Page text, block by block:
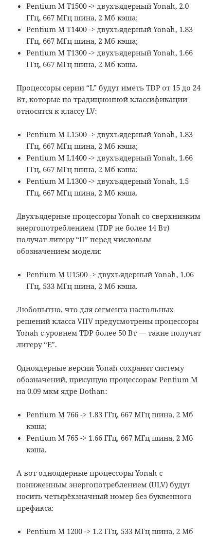
Pentium M T1500 -> двухъядерный Yonah, 2.0
ГГц, 667 МГц шина, 2 Мб кэша;
Pentium M T1400 -> двухъядерный Yonah, 1.83
ГГц, 667 МГц шина, 2 Мб кэша;
Pentium M T1300 -> двухъядерный Yonah, 1.66
ГГц, 667 МГц шина, 2 Мб кэша.
Процессоры серии “L” будут иметь TDP от 15 до 24
Вт, которые по традиционной классификации
относятся к классу LV:
Pentium M L1500 -> двухъядерный Yonah, 1.83
ГГц, 667 МГц шина, 2 Мб кэша;
Pentium M L1400 -> двухъядерный Yonah, 1.66
ГГц, 667 МГц шина, 2 Мб кэша;
Pentium M L1300 -> двухъядерный Yonah, 1.5
ГГц, 667 МГц шина, 2 Мб кэша.
Двухъядерные процессоры Yonah со сверхнизким
энергопотреблением (TDP не более 14 Вт)
получат литеру “U” перед числовым
обозначением модели:
Pentium M U1500 -> двухъядерный Yonah, 1.06
ГГц, 533 МГц шина, 2 Мб кэша.
Любопытно, что для сегмента настольных
решений класса VIIV предусмотрены процессоры
Yonah с уровнем TDP более 50 Вт — такие получат
литеру “E”.
Одноядерные версии Yonah сохранят систему
обозначений, присущую процессорам Pentium M
на 0.09 мкм ядре Dothan:
Pentium M 766 -> 1.83 ГГц, 667 МГц шина, 2 Мб
кэша;
Pentium M 765 -> 1.66 ГГц, 667 МГц шина, 2 Мб
кэша.
А вот одноядерные процессоры Yonah с
пониженным энергопотреблением (ULV) будут
носить четырёхзначный номер без буквенного
префикса:
Pentium M 1200 -> 1.2 ГГц, 533 МГц шина, 2 Мб